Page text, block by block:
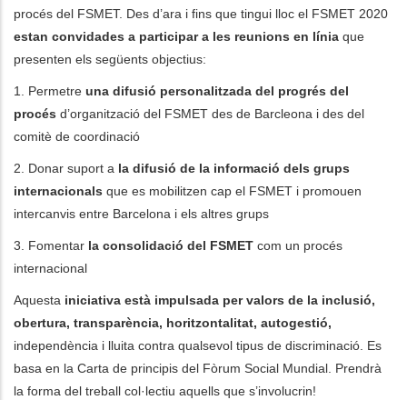
procés del FSMET. Des d’ara i fins que tingui lloc el FSMET 2020
estan convidades a participar a les reunions en línia que
presenten els següents objectius:
1. Permetre una difusió personalitzada del progrés del
procés d’organització del FSMET des de Barcleona i des del
comitè de coordinació
2. Donar suport a la difusió de la informació dels grups
internacionals que es mobilitzen cap el FSMET i promouen
intercanvis entre Barcelona i els altres grups
3. Fomentar la consolidació del FSMET com un procés
internacional
Aquesta iniciativa està impulsada per valors de la inclusió,
obertura, transparència, horitzontalitat, autogestió,
independència i lluita contra qualsevol tipus de discriminació. Es
basa en la Carta de principis del Fòrum Social Mundial. Prendrà
la forma del treball col·lectiu aquells que s’involucrin!